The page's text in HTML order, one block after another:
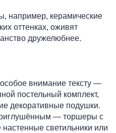
например, керамические
оттенках, оживят
дружелюбнее.
внимание тексту —
постельный комплект,
декоративные подушки.
— торшеры с
светильники или